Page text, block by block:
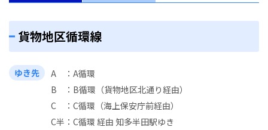
貨物地区循環線
ゆき先 A
A循環
B
B循環（貨物地区北通り経由）
C
C循環（海上保安庁前経由）
C半
C循環 経由 知多半田駅ゆき